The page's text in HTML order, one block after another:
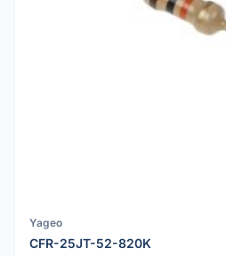
Yageo
CFR-25JT-52-820K